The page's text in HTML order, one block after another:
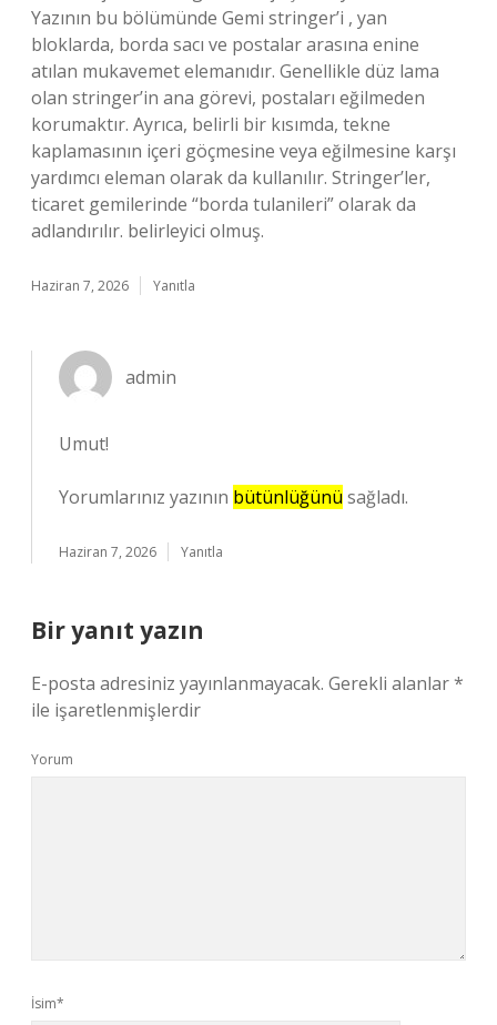
Yazının bu bölümünde Gemi stringer’i , yan
bloklarda, borda sacı ve postalar arasına enine
atılan mukavemet elemanıdır. Genellikle düz lama
olan stringer’in ana görevi, postaları eğilmeden
korumaktır. Ayrıca, belirli bir kısımda, tekne
kaplamasının içeri göçmesine veya eğilmesine karşı
yardımcı eleman olarak da kullanılır. Stringer’ler,
ticaret gemilerinde “borda tulanileri” olarak da
adlandırılır. belirleyici olmuş.
Haziran 7, 2026 Yanıtla
admin
Umut!
Yorumlarınız yazının bütünlüğünü sağladı.
Haziran 7, 2026 Yanıtla
Bir yanıt yazın
E-posta adresiniz yayınlanmayacak. Gerekli alanlar*
ile işaretlenmişlerdir
Yorum
İsim*